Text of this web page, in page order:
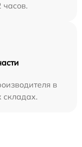
часов.
в
складах.